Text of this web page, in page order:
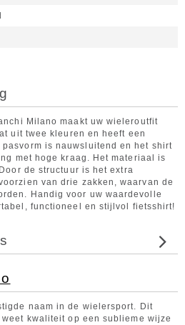
Milano maakt uw wieleroutfit
uit twee kleuren en heeft een
is nauwsluitend en het shirt
met hoge kraag. Het materiaal is
de structuur is het extra
van drie zakken, waarvan de
Handig voor uw waardevolle
functioneel en stijlvol fietsshirt!
naam in de wielersport. Dit
kwaliteit op een sublieme wijze